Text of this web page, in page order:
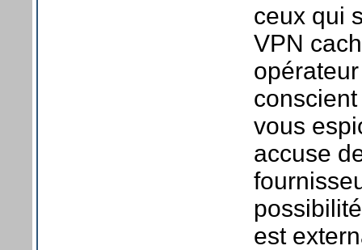
ceux qui
VPN
vous
accuse
est